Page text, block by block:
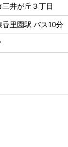
三井が丘３丁目
香里園駅 バス10分